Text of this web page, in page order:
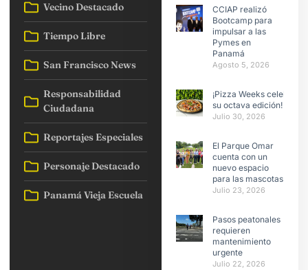
Vecino Destacado
Tiempo Libre
San Francisco News
Responsabilidad
Ciudadana
Reportajes Especiales
Personaje Destacado
Panamá Vieja Escuela
CCIAP realizó
Bootcamp para
impulsar a las
Pymes en
Panamá
Agosto 5, 2026
¡Pizza Weeks celebra
su octava edición!
Julio 30, 2026
El Parque Omar
cuenta con un
nuevo espacio
para las mascotas
Julio 23, 2026
Pasos peatonales
requieren
mantenimiento
urgente
Julio 22, 2026